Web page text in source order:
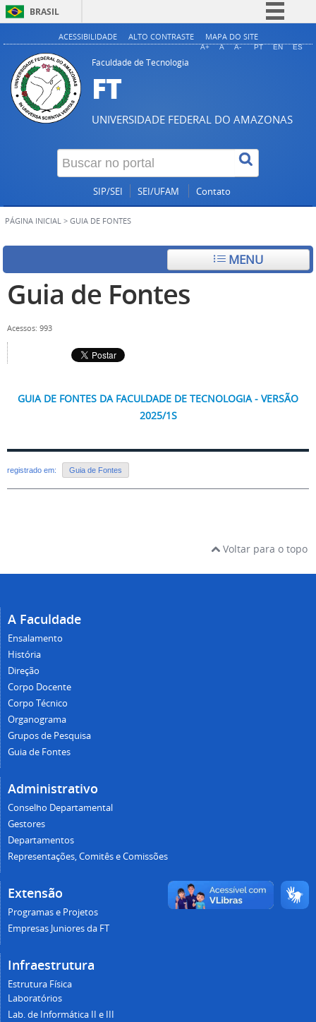
BRASIL
Simplifique!
Legislação
Canais
ACESSIBILIDADE ALTO CONTRASTE MAPA DO SITE
A+ A A- PT EN ES
Faculdade de Tecnologia
FT
UNIVERSIDADE FEDERAL DO AMAZONAS
SIP/SEI SEI/UFAM Contato
PÁGINA INICIAL > GUIA DE FONTES
MENU
Guia de Fontes
Acessos: 993
GUIA DE FONTES DA FACULDADE DE TECNOLOGIA - VERSÃO
2025/1S
registrado em: Guia de Fontes
Voltar para o topo
A Faculdade
Ensalamento
História
Direção
Corpo Docente
Corpo Técnico
Organograma
Grupos de Pesquisa
Guia de Fontes
Administrativo
Conselho Departamental
Gestores
Departamentos
Representações, Comitês e Comissões
Extensão
Programas e Projetos
Empresas Juniores da FT
Infraestrutura
Estrutura Física
Laboratórios
Lab. de Informática II e III